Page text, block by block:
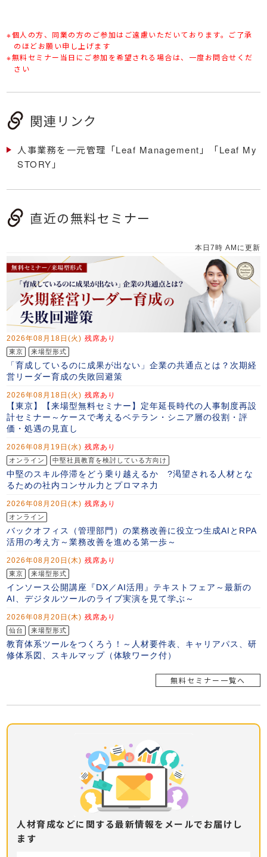
※個人の方、同業の方のご参加はご遠慮いただいております。ご了承
のほどお願い申し上げます
※無料セミナー当日にご参加を希望される場合は、一度お問合せくだ
さい
関連リンク
人事業務を一元管理「Leaf Management」「Leaf My
STORY」
直近の無料セミナー
無料セミナー一覧へ
人材育成などに関する最新情報をメールでお届けし
ます